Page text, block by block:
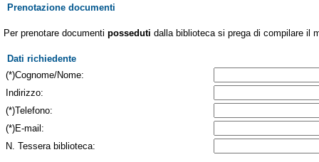
Prenotazione documenti
Per prenotare documenti posseduti dalla biblioteca si prega di compilare il
Dati richiedente
(*)Cognome/Nome:
Indirizzo:
(*)Telefono:
(*)E-mail:
N. Tessera biblioteca: